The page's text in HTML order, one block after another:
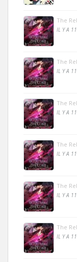
The
IL Y A
The
IL Y A
The
IL Y A
The
IL Y A
The
IL Y A
The
IL Y A